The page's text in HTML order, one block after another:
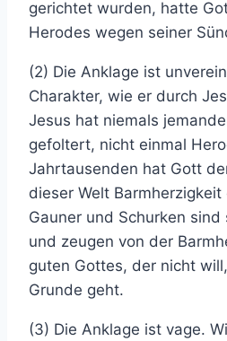
gerichtet wurden, hatte
Herodes wegen seiner
(2) Die Anklage ist
Charakter, wie er durch
Jesus hat niemals
gefoltert, nicht einmal
Jahrtausenden hat Gott
dieser Welt
Gauner und Schurken
und zeugen von der
guten Gottes, der nicht
Grunde geht.
(3) Die Anklage ist vage.